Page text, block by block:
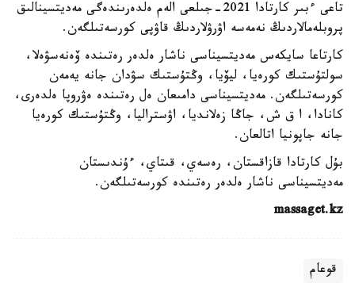
تاعى ءبىر كارتادا 2021-جىلعى الەم ەلدەرىندەگى مەديتسينالىق
پروبلەمالاردىڭ نەمەسە اۋرۋلاردىڭ قاۋپى كورسەتىلگەن.
كارتاعا سايكەس مەديتسيناسى ناشار ەلدەر رەتىندە ۆەنەسۋەلا،
سولتۇستىك كورەيا، ليۆيا، وڭتۇستىك سۋدان جانە يەمەن
كورسەتىلگەن. مەديتسيناسى دامىعان ەل رەتىندە ەۋروپا ەلدەرى،
كانادا، ا ق ش، جاڭا زەلانديا، اۋستراليا، وڭتۇستىك كورەيا
جانە جاپونيا اتالعان.
بۇل كارتادا قازاقستان، رەسەي، قىتاي، ءۇندىستان
مەديتسيناسى ناشار ەلدەر رەتىندە كورسەتىلگەن.
massaget.kz
قوعام